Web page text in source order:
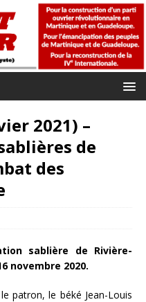
2021) –
de
des
sablière de Rivière-
novembre 2020.
patron, le béké Jean-Louis